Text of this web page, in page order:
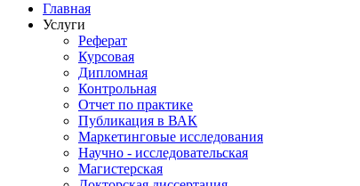
Главная
Услуги
Реферат
Курсовая
Дипломная
Контрольная
Отчет по практике
Публикация в ВАК
Маркетинговые исследования
Научно - исследовательская
Магистерская